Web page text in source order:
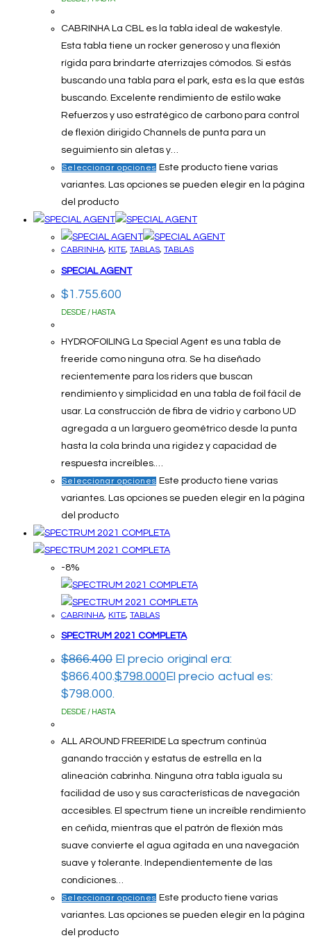
CABRINHA La CBL es la tabla ideal de wakestyle.
Esta tabla tiene un rocker generoso y una flexión
rígida para brindarte aterrizajes cómodos. Si estás
buscando una tabla para el park, esta es la que estás
buscando. Excelente rendimiento de estilo wake
Refuerzos y uso estratégico de carbono para control
de flexión dirigido Channels de punta para un
seguimiento sin aletas y…
Seleccionar opciones Este producto tiene varias
variantes. Las opciones se pueden elegir en la página
del producto
CABRINHA, KITE, TABLAS, TABLAS
SPECIAL AGENT
$1.755.600
DESDE / HASTA
HYDROFOILING La Special Agent es una tabla de
freeride como ninguna otra. Se ha diseñado
recientemente para los riders que buscan
rendimiento y simplicidad en una tabla de foil fácil de
usar. La construcción de fibra de vidrio y carbono UD
agregada a un larguero geométrico desde la punta
hasta la cola brinda una rigidez y capacidad de
respuesta increíbles.…
Seleccionar opciones Este producto tiene varias
variantes. Las opciones se pueden elegir en la página
del producto
-8%
CABRINHA, KITE, TABLAS
SPECTRUM 2021 COMPLETA
$866.400 El precio original era:
$866.400.$798.000El precio actual es:
$798.000.
DESDE / HASTA
ALL AROUND FREERIDE La spectrum continúa
ganando tracción y estatus de estrella en la
alineación cabrinha. Ninguna otra tabla iguala su
facilidad de uso y sus características de navegación
accesibles. El spectrum tiene un increíble rendimiento
en ceñida, mientras que el patrón de flexión más
suave convierte el agua agitada en una navegación
suave y tolerante. Independientemente de las
condiciones…
Seleccionar opciones Este producto tiene varias
variantes. Las opciones se pueden elegir en la página
del producto